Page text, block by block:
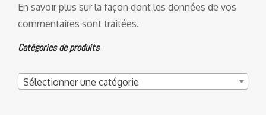
En savoir plus sur la façon dont les données de vos
commentaires sont traitées.
Catégories de produits
Sélectionner une catégorie